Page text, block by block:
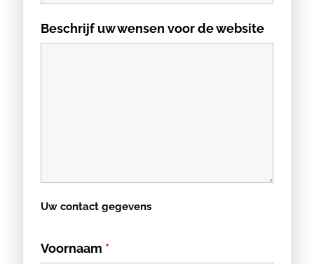
Beschrijf uw wensen voor de website
Uw contact gegevens
Voornaam *